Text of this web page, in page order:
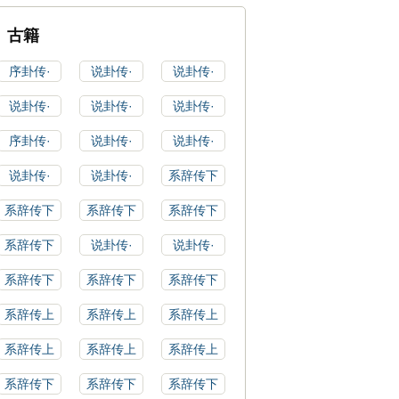
古籍
序卦传· 说卦传· 说卦传·
说卦传· 说卦传· 说卦传·
序卦传· 说卦传· 说卦传·
说卦传· 说卦传· 系辞传下
系辞传下 系辞传下 系辞传下
系辞传下 说卦传· 说卦传·
系辞传下 系辞传下 系辞传下
系辞传上 系辞传上 系辞传上
系辞传上 系辞传上 系辞传上
系辞传下 系辞传下 系辞传下